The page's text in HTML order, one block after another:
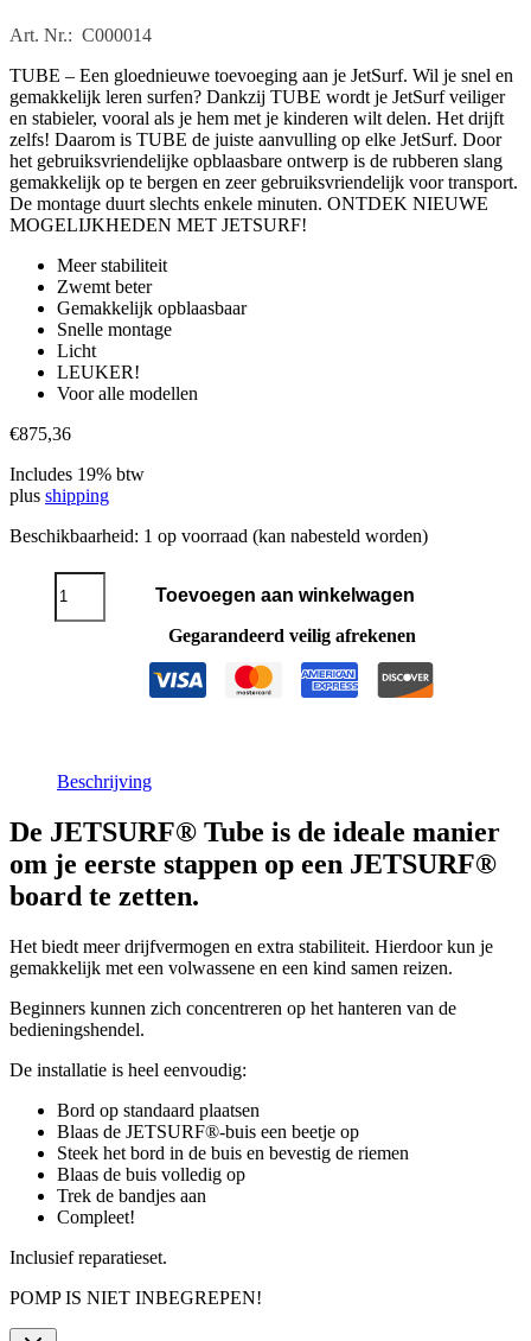
Art. Nr.: C000014
TUBE – Een gloednieuwe toevoeging aan je JetSurf. Wil je snel en
gemakkelijk leren surfen? Dankzij TUBE wordt je JetSurf veiliger
en stabieler, vooral als je hem met je kinderen wilt delen. Het drijft
zelfs! Daarom is TUBE de juiste aanvulling op elke JetSurf. Door
het gebruiksvriendelijke opblaasbare ontwerp is de rubberen slang
gemakkelijk op te bergen en zeer gebruiksvriendelijk voor transport.
De montage duurt slechts enkele minuten. ONTDEK NIEUWE
MOGELIJKHEDEN MET JETSURF!
Meer stabiliteit
Zwemt beter
Gemakkelijk opblaasbaar
Snelle montage
Licht
LEUKER!
Voor alle modellen
€875,36
Includes 19% btw
plus shipping
Beschikbaarheid: 1 op voorraad (kan nabesteld worden)
JETSURF®
Toevoegen aan winkelwagen
Gegarandeerd veilig afrekenen
Beschrijving
De JETSURF® Tube is de ideale manier
om je eerste stappen op een JETSURF®
board te zetten.
Het biedt meer drijfvermogen en extra stabiliteit. Hierdoor kun je
gemakkelijk met een volwassene en een kind samen reizen.
Beginners kunnen zich concentreren op het hanteren van de
bedieningshendel.
De installatie is heel eenvoudig:
Bord op standaard plaatsen
Blaas de JETSURF®-buis een beetje op
Steek het bord in de buis en bevestig de riemen
Blaas de buis volledig op
Trek de bandjes aan
Compleet!
Inclusief reparatieset.
POMP IS NIET INBEGREPEN!